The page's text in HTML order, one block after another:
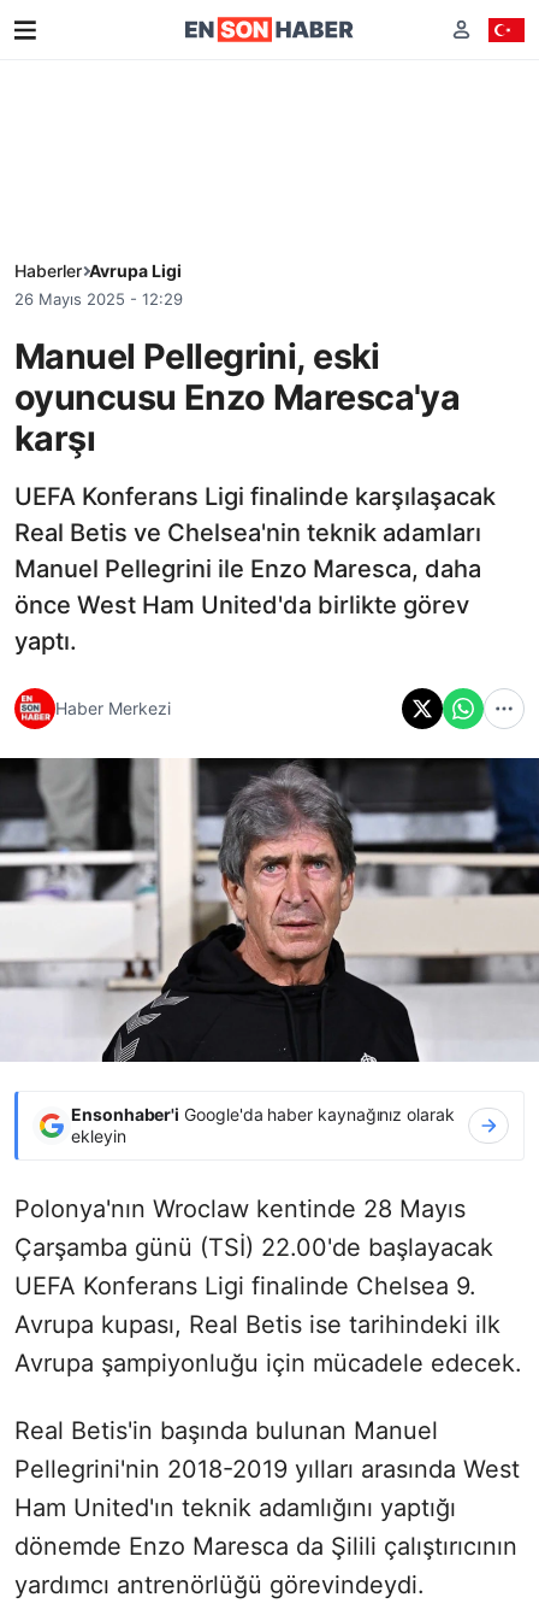
Haberler Avrupa Ligi
26 Mayıs 2025 - 12:29
Manuel Pellegrini, eski
oyuncusu Enzo Maresca'ya
karşı
UEFA Konferans Ligi finalinde karşılaşacak
Real Betis ve Chelsea'nin teknik adamları
Manuel Pellegrini ile Enzo Maresca, daha
önce West Ham United'da birlikte görev
yaptı.
Haber Merkezi
Ensonhaber'i Google'da haber kaynağınız olarak
ekleyin
Polonya'nın Wroclaw kentinde 28 Mayıs
Çarşamba günü (TSİ) 22.00'de başlayacak
UEFA Konferans Ligi finalinde Chelsea 9.
Avrupa kupası, Real Betis ise tarihindeki ilk
Avrupa şampiyonluğu için mücadele edecek.
Real Betis'in başında bulunan Manuel
Pellegrini'nin 2018-2019 yılları arasında West
Ham United'ın teknik adamlığını yaptığı
dönemde Enzo Maresca da Şilili çalıştırıcının
yardımcı antrenörlüğü görevindeydi.